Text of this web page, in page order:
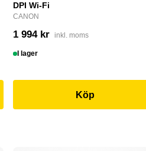
DPI Wi-Fi
CANON
1 994 kr inkl. moms
I lager
Köp